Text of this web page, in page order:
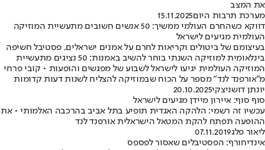
את המצב
מערכת תרבות היום15.11.2025
דווקא כשהחרם העולמי ממשיך: 50 אנשים חשובים מתעשיית המוזיקה
העולמית מגיעים לישראל
בעיצומם של ביטולים וקריאות לחרם על אמנים ישראלים, פסטיבל חשיפה
בינלאומית למוזיקה השנתי בוחר להשיב באמנות: 50 נציגים מתעשיית
המוזיקה העולמית יגיעו לישראל לשבוע של מפגשים והופעות • קובי פרחי
מ"אורפנד לנד" מספר על הכוח שבמוזיקה להצליח לשנות דעות קדומות
יונתן דושניצקי20.10.2025
סוף סוף: איירון מיידן מגיעים לישראל
עכשיו זה רשמי: הלהקה האגדית תופיע בתל אביב בהרכבה האלמותי • את
ההופעה תפתח להקת המטאל הישראלית אורפנד לנד
ליאור פלג07.11.2019
אינדיחורף: הפסטיבלים שאסור לפספס